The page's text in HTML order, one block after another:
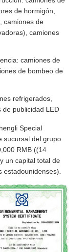
de hormigón,
camiones de
camiones
camiones de
de bombeo de
refrigerados,
de publicidad LED
Special
sucursal del grupo
RMB ((14
un capital total de